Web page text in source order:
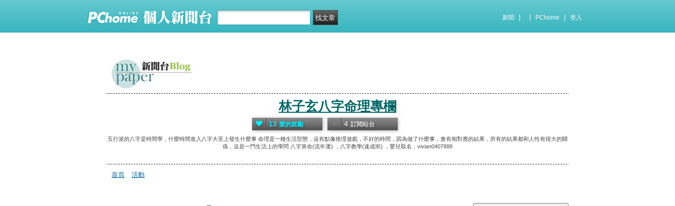
新聞 PChome 登入
林子玄八字命理專欄
五行派的八字是時間學，什麼時間進入八字大至上發生什麼事 命理是一種生活型態，這有點像推理遊戲，不好的時間，因為做了什麼事，會有相對應的結果，所有的結果都和人性有很大的關
係，這是一門生活上的學問 八字算命(流年運) ，八字教學(速成班) ，嬰兒取名，vivian0407888
13 愛的鼓勵 4 訂閱站台
首頁 活動